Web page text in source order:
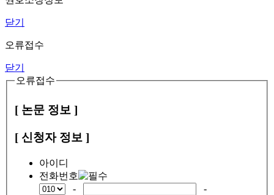
닫기
오류접수
닫기
오류접수
[ 논문 정보 ]
[ 신청자 정보 ]
아이디
전화번호
-
-